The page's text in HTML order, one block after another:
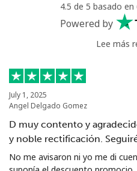
Celular ⁦16.5¢⁩
Niue
All
country
⁦205.9¢⁩
4.5 de 5 basado
Powered by
Lee más
July 1, 2025
Angel Delgado Gomez
D muy contento y
y noble rectificación.
No me avisaron ni yo me di